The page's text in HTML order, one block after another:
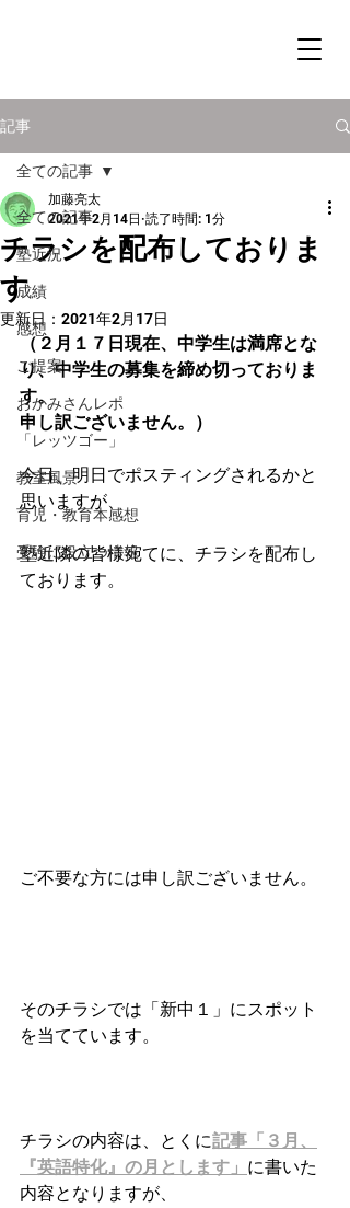
記事
全ての記事
塾近況
成績
感想
ご提案
おかみさんレポ
「レッツゴー」
教室風景
育児・教育本感想
受験に役立つ情報
全ての記事
チラシを配布しておりま
す
加藤亮太
2021年2月14日 読了時間: 1分
更新日： 2021年2月17日
（２月１７日現在、中学生は満席とな
り、中学生の募集を締め切っておりま
す。
申し訳ございません。）
今日、明日でポスティングされるかと
思いますが、
塾近隣の皆様宛てに、チラシを配布し
ております。
ご不要な方には申し訳ございません。
そのチラシでは「新中１」にスポット
を当てています。
チラシの内容は、とくに記事「３月、
『英語特化』の月とします」 に書いた
内容となりますが、